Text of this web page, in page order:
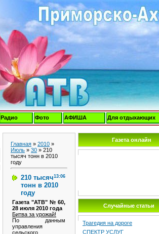
Радио Фото АФИША Для отдыхающих
Главная » 2010 »
Июль » 30 » 210
тысяч тонн в 2010
году
13:06
210 тысяч
тонн в 2010
году
Газета "АТВ" № 60,
28 июля 2010 года
Битва за урожай!
По данным
управления
сельского
Газета онлайн
Случайные статьи
Трагедия на дороге
СПЕКТР УСЛУГ